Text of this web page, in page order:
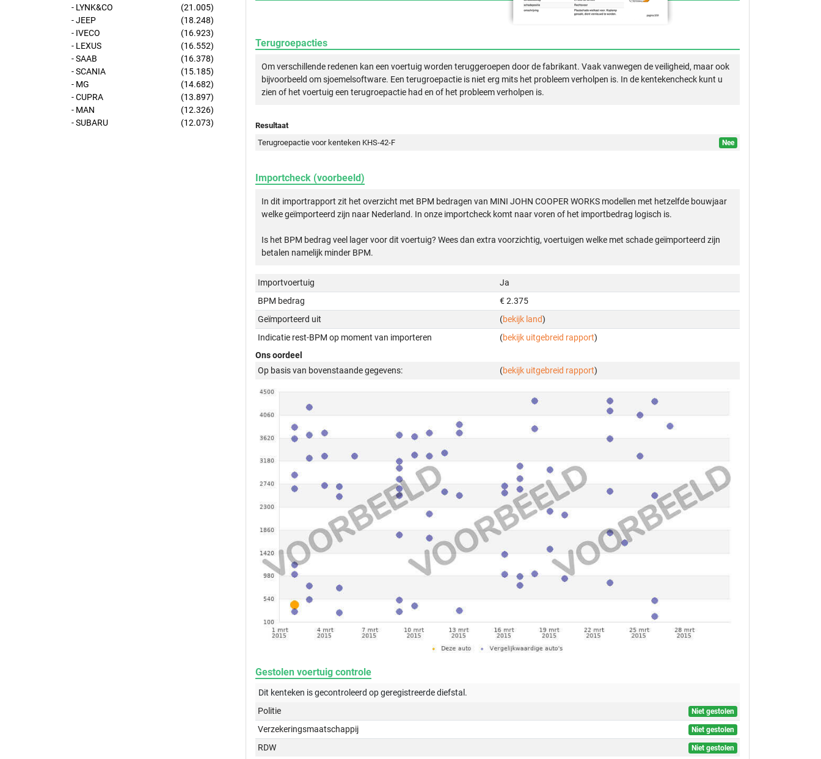
- LYNK&CO
(21.005)
- JEEP
(18.248)
- IVECO
(16.923)
- LEXUS
(16.552)
- SAAB
(16.378)
- SCANIA
(15.185)
- MG
(14.682)
- CUPRA
(13.897)
- MAN
(12.326)
- SUBARU
(12.073)
Terugroepacties
Om verschillende redenen kan een voertuig worden teruggeroepen door de fabrikant. Vaak vanwegen de veiligheid, maar ook
bijvoorbeeld om sjoemelsoftware. Een terugroepactie is niet erg mits het probleem verholpen is. In de kentekencheck kunt u
zien of het voertuig een terugroepactie had en of het probleem verholpen is.
Resultaat
Terugroepactie voor kenteken KHS-42-F
Nee
Importcheck (voorbeeld)
In dit importrapport zit het overzicht met BPM bedragen van MINI JOHN COOPER WORKS modellen met hetzelfde bouwjaar
welke geïmporteerd zijn naar Nederland. In onze importcheck komt naar voren of het importbedrag logisch is.
Is het BPM bedrag veel lager voor dit voertuig? Wees dan extra voorzichtig, voertuigen welke met schade geïmporteerd zijn
betalen namelijk minder BPM.
Importvoertuig
Ja
BPM bedrag
€ 2.375
Geïmporteerd uit
(bekijk land)
Indicatie rest-BPM op moment van importeren
(bekijk uitgebreid rapport)
Ons oordeel
Op basis van bovenstaande gegevens:
(bekijk uitgebreid rapport)
Gestolen voertuig controle
Dit kenteken is gecontroleerd opgeregistreerdediefstal.
Politie
Niet gestolen
Verzekeringsmaatschappij Niet gestolen
RDW Niet gestolen